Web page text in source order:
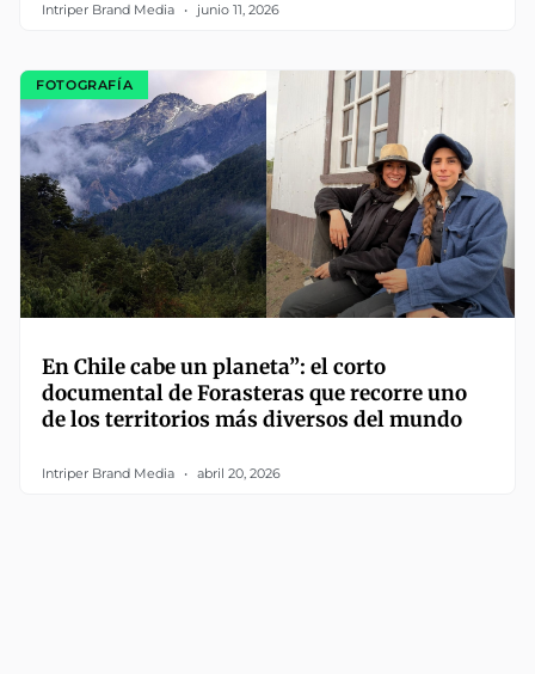
Intriper Brand Media junio 11, 2026
FOTOGRAFÍA
En Chile cabe un planeta”: el corto
documental de Forasteras que recorre uno
de los territorios más diversos del mundo
Intriper Brand Media abril 20, 2026